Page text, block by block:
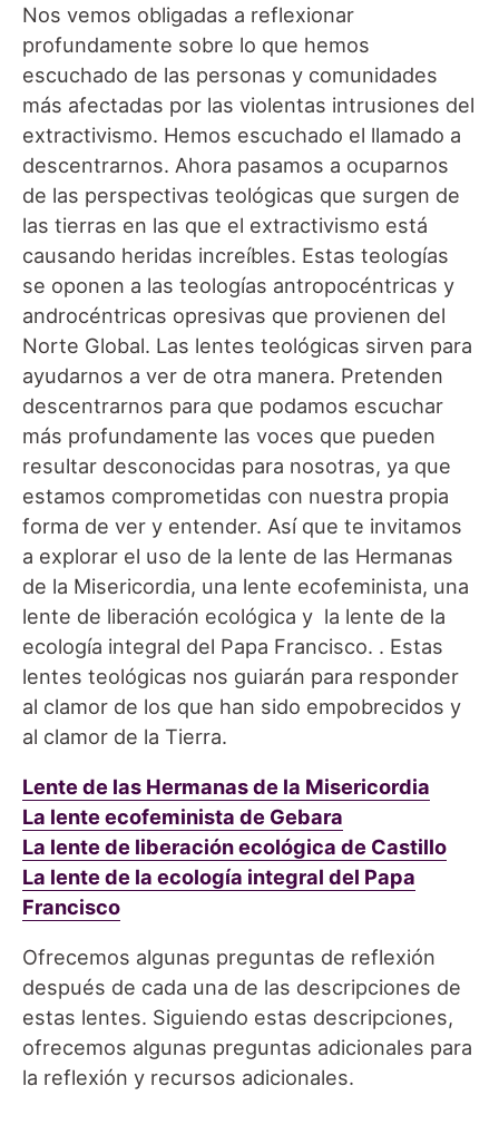
Nos vemos obligadas a reflexionar
profundamente sobre lo que hemos
escuchado de las personas y comunidades
más afectadas por las violentas intrusiones del
extractivismo. Hemos escuchado el llamado a
descentrarnos. Ahora pasamos a ocuparnos
de las perspectivas teológicas que surgen de
las tierras en las que el extractivismo está
causando heridas increíbles. Estas teologías
se oponen a las teologías antropocéntricas y
androcéntricas opresivas que provienen del
Norte Global. Las lentes teológicas sirven para
ayudarnos a ver de otra manera. Pretenden
descentrarnos para que podamos escuchar
más profundamente las voces que pueden
resultar desconocidas para nosotras, ya que
estamos comprometidas con nuestra propia
forma de ver y entender. Así que te invitamos
a explorar el uso de la lente de las Hermanas
de la Misericordia, una lente ecofeminista, una
lente de liberación ecológica y la lente de la
ecología integral del Papa Francisco. . Estas
lentes teológicas nos guiarán para responder
al clamor de los que han sido empobrecidos y
al clamor de la Tierra.
Lente de las Hermanas de la Misericordia
La lente ecofeminista de Gebara
La lente de liberación ecológica de Castillo
La lente de la ecología integral del Papa
Francisco
Ofrecemos algunas preguntas de reflexión
después de cada una de las descripciones de
estas lentes. Siguiendo estas descripciones,
ofrecemos algunas preguntas adicionales para
la reflexión y recursos adicionales.